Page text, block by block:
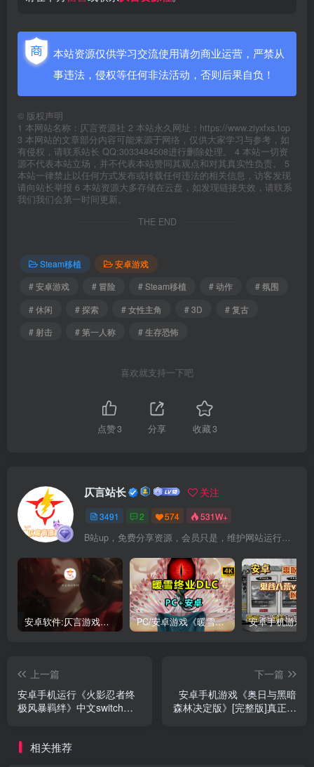
本站资源仅供学习交流使用请勿商业运营，严禁从
事违法，侵权等任何非法活动，否则后果自负！
© 版权声明
1 本网站名称：仄言资源社 2 本站永久网址：https://www.ziyxfxs.top
3 本网站的文章部分内容可能来源于网络，仅供大家学习与参考，如
有侵权，请联系站长 QQ:3033484508进行删除处理。 4 本站一切资
源不代表本站立场，并不代表本站赞同其观点和对其真实性负责。 5
本站一律禁止以任何方式发布或转载任何违法的相关信息，访客发现
请向站长举报 6 本站资源大多存储在云盘，如发现链接失效，请联系
我们我们会第一时间更新。
THE END
Steam移植
安卓游戏
# 安卓游戏
# 冒险 # Steam移植 # 动作
# 氛围
# 休闲
# 探索 # 女性主角 # 3D
# 复古
# 射击
# 第一人称 # 生存恐怖
喜欢就支持一下吧
点赞3 分享 收藏3
仄言站长 关注
3491 2 574 531W+
B站up，免费分享资源，会员只是，维护网站运行，会员权利为可以支持本地下载，更多内容，敬请期待！
安卓软件:仄言游戏库4.0APP全新上架了！没有下的赶紧下载呀！ PC/安卓游戏《暖雪最新v3.1.0.1》终业DLC整合版！
上一篇
安卓手机运行《火影忍者终
极风暴羁绊》中文switch模
下一篇
安卓手机游戏《奥日与黑暗
森林决定版》[完整版]真正的
相关推荐